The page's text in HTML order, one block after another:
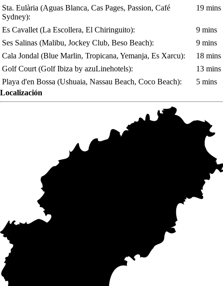
Sta. Eulària (Aguas Blanca, Cas Pages, Passion, Café
Sydney):
19 mins
Es Cavallet (La Escollera, El Chiringuito):
9 mins
Ses Salinas (Malibu, Jockey Club, Beso Beach):
9 mins
Cala Jondal (Blue Marlin, Tropicana, Yemanja, Es Xarcu):
18 mins
Golf Court (Golf Ibiza by azuLinehotels):
13 mins
Playa d'en Bossa (Ushuaia, Nassau Beach, Coco Beach):
5 mins
Localización